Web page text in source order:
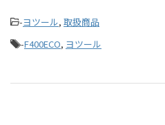
-ヨツール, 取扱商品
-F400ECO, ヨツール